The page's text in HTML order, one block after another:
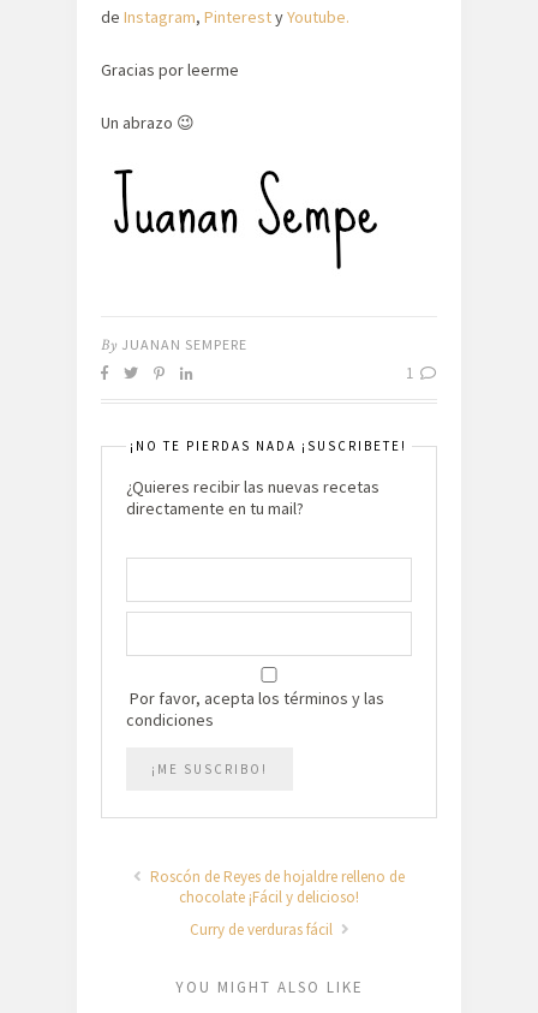
de Instagram, PinterestyYoutube.
Gracias por leerme
Un abrazo 😉
By JUANAN SEMPERE
1
¡NO TE PIERDAS NADA ¡SUSCRIBETE!
¿Quieres recibir las nuevas recetas
directamente en tu mail?
Por favor, acepta los términos y las
condiciones
Roscón de Reyes de hojaldre relleno de
chocolate ¡Fácil y delicioso!
Curry de verduras fácil
YOU MIGHT ALSO LIKE